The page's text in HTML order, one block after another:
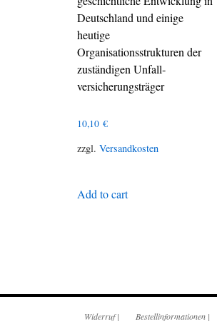
Deutschland und einige
heutige
Organisationsstrukturen der
zuständigen Unfall­
versicherungsträger
10,10 €
zzgl. Versandkosten
Add to cart
Widerruf| Bestellinformationen |